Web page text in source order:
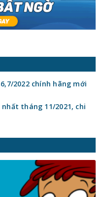
2022 chính hãng mới
tháng 11/2021, chi